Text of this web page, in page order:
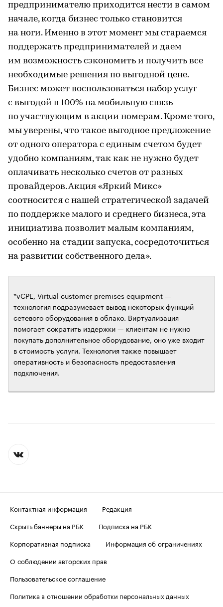
предпринимателю приходится нести в самом
начале, когда бизнес только становится
на ноги. Именно в этот момент мы стараемся
поддержать предпринимателей и даем
им возможность сэкономить и получить все
необходимые решения по выгодной цене.
Бизнес может воспользоваться набор услуг
с выгодой в 100% на мобильную связь
по участвующим в акции номерам. Кроме того,
мы уверены, что такое выгодное предложение
от одного оператора с единым счетом будет
удобно компаниям, так как не нужно будет
оплачивать несколько счетов от разных
провайдеров. Акция «Яркий Микс»
соотносится с нашей стратегической задачей
по поддержке малого и среднего бизнеса, эта
инициатива позволит малым компаниям,
особенно на стадии запуска, сосредоточиться
на развитии собственного дела».
*vCPE, Virtual customer premises equipment —
технология подразумевает вывод некоторых функций
сетевого оборудования в облако. Виртуализация
помогает сократить издержки — клиентам не нужно
покупать дополнительное оборудование, оно уже входит
в стоимость услуги. Технология также повышает
оперативность и безопасность предоставления
подключения.
Контактная информация
Редакция
Скрыть баннеры на РБК
Подписка на РБК
Корпоративная подписка
Информация об ограничениях
О соблюдении авторских прав
Пользовательское соглашение
Политика в отношении обработки персональных данных